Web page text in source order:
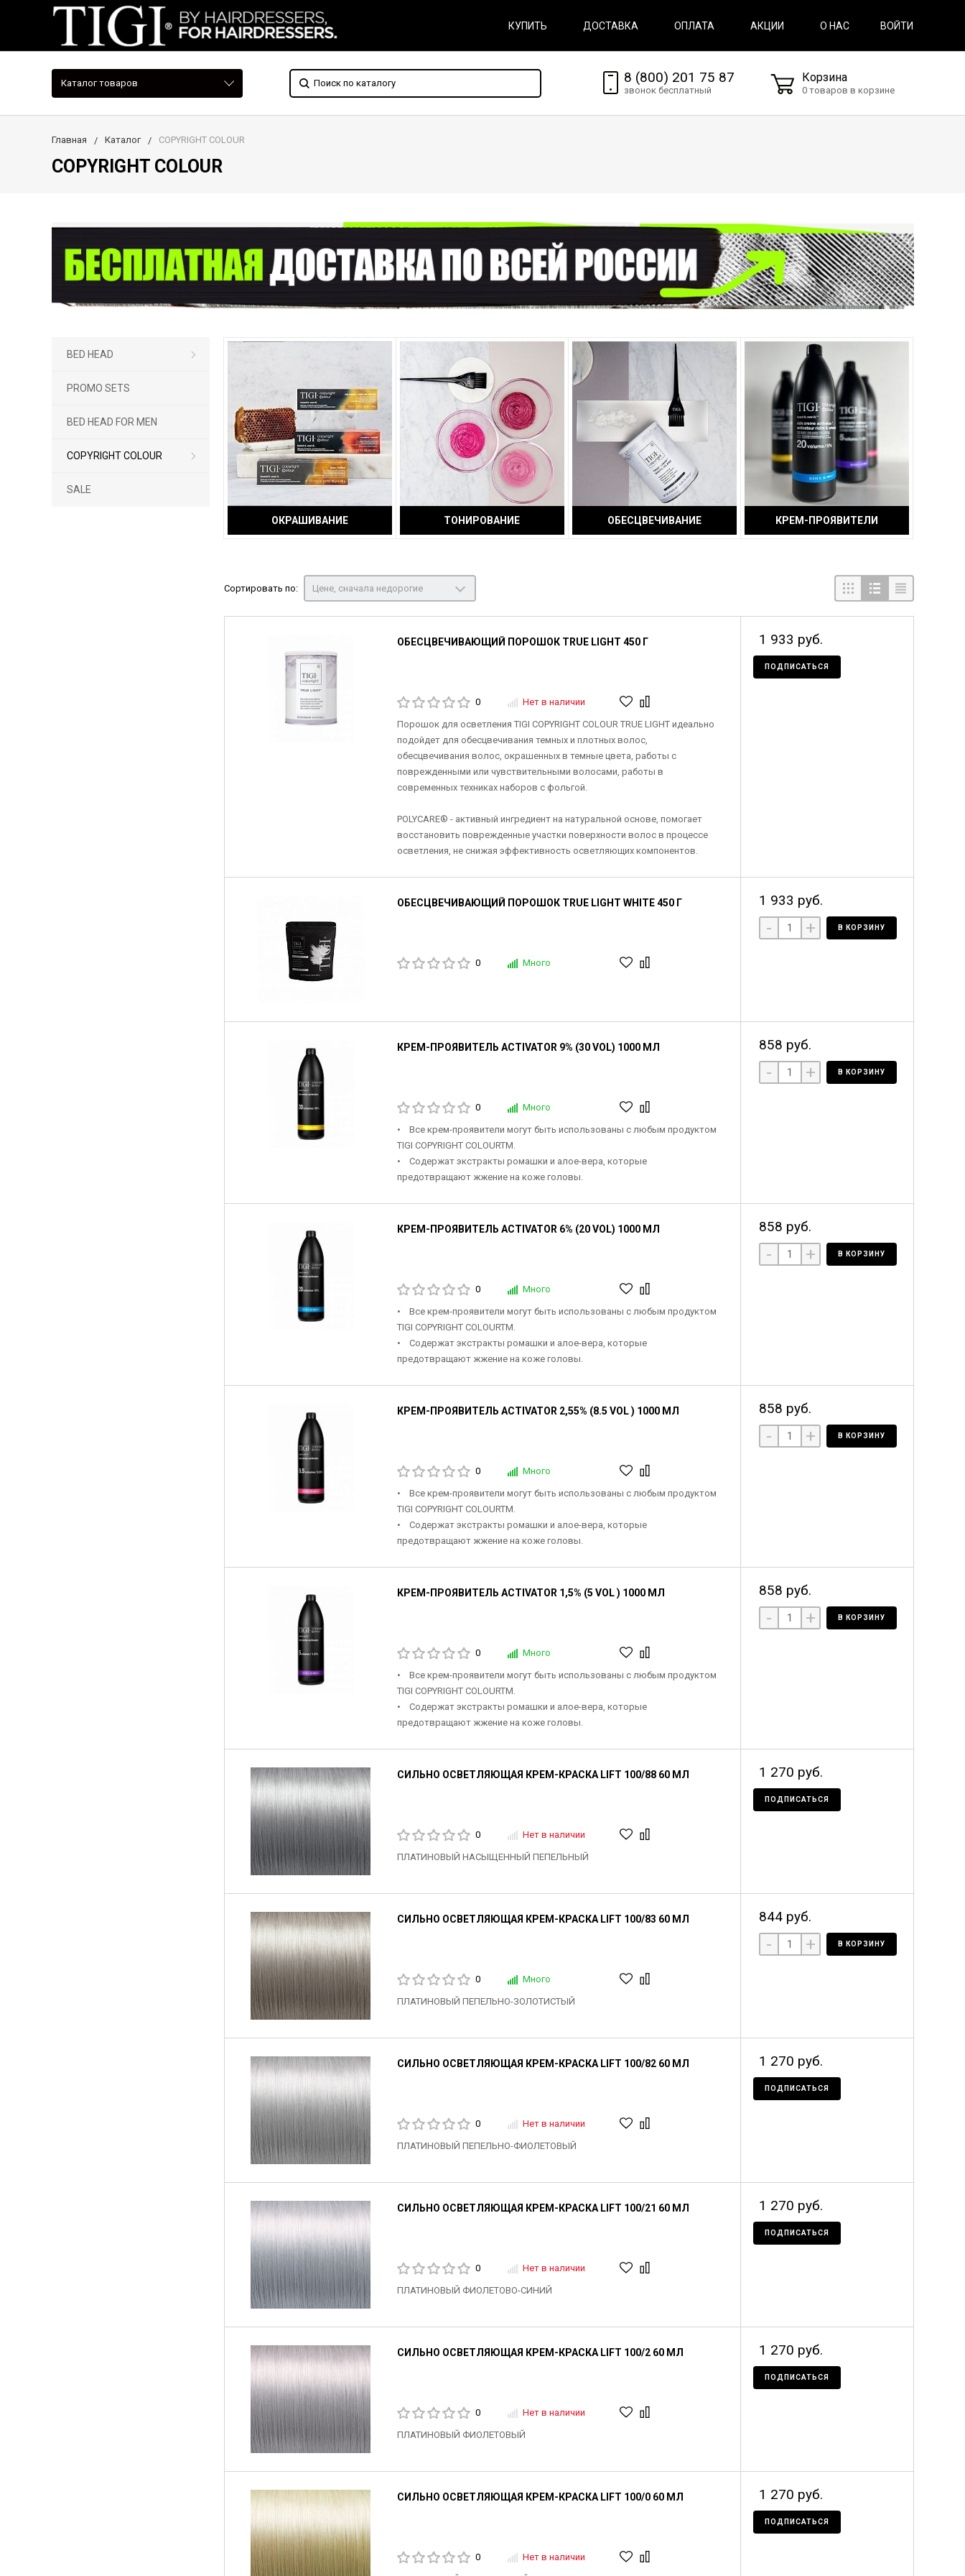
КУПИТЬ ДОСТАВКА ОПЛАТА АКЦИИ О НАС ВОЙТИ
Каталог товаров 8 (800) 201 75 87
звонок бесплатный
Корзина
0 товаров в корзине
Главная Каталог COPYRIGHT COLOUR
COPYRIGHT COLOUR
BED HEAD
PROMO SETS
BED HEAD FOR MEN
COPYRIGHT COLOUR
SALE
ОКРАШИВАНИЕ ТОНИРОВАНИЕ ОБЕСЦВЕЧИВАНИЕ КРЕМ-ПРОЯВИТЕЛИ
Сортировать по: Цене, сначала недорогие
ОБЕСЦВЕЧИВАЮЩИЙ ПОРОШОК TRUE LIGHT 450 Г
0 Нет в наличии
Порошок для осветления TIGI COPYRIGHT COLOUR TRUE LIGHT идеально
подойдет для обесцвечивания темных и плотных волос,
обесцвечивания волос, окрашенных в темные цвета, работы с
поврежденными или чувствительными волосами, работы в
современных техниках наборов с фольгой.
POLYCARE® - активный ингредиент на натуральной основе, помогает
восстановить поврежденные участки поверхности волос в процессе
осветления, не снижая эффективность осветляющих компонентов.
1 933 руб.
ПОДПИСАТЬСЯ
ОБЕСЦВЕЧИВАЮЩИЙ ПОРОШОК TRUE LIGHT WHITE 450 Г
0 Много
1 933 руб.
- + В КОРЗИНУ
КРЕМ-ПРОЯВИТЕЛЬ ACTIVATOR 9% (30 VOL) 1000 МЛ
0 Много
• Все крем-проявители могут быть использованы с любым продуктом
TIGI COPYRIGHT COLOURTM.
• Содержат экстракты ромашки и алое-вера, которые
предотвращают жжение на коже головы.
858 руб.
- + В КОРЗИНУ
КРЕМ-ПРОЯВИТЕЛЬ ACTIVATOR 6% (20 VOL) 1000 МЛ
0 Много
• Все крем-проявители могут быть использованы с любым продуктом
TIGI COPYRIGHT COLOURTM.
• Содержат экстракты ромашки и алое-вера, которые
предотвращают жжение на коже головы.
858 руб.
- + В КОРЗИНУ
КРЕМ-ПРОЯВИТЕЛЬ ACTIVATOR 2,55% (8.5 VOL ) 1000 МЛ
0 Много
• Все крем-проявители могут быть использованы с любым продуктом
TIGI COPYRIGHT COLOURTM.
• Содержат экстракты ромашки и алое-вера, которые
предотвращают жжение на коже головы.
858 руб.
- + В КОРЗИНУ
КРЕМ-ПРОЯВИТЕЛЬ ACTIVATOR 1,5% (5 VOL ) 1000 МЛ
0 Много
• Все крем-проявители могут быть использованы с любым продуктом
TIGI COPYRIGHT COLOURTM.
• Содержат экстракты ромашки и алое-вера, которые
предотвращают жжение на коже головы.
858 руб.
- + В КОРЗИНУ
СИЛЬНО ОСВЕТЛЯЮЩАЯ КРЕМ-КРАСКА LIFT 100/88 60 МЛ
0 Нет в наличии
ПЛАТИНОВЫЙ НАСЫЩЕННЫЙ ПЕПЕЛЬНЫЙ
1 270 руб.
ПОДПИСАТЬСЯ
СИЛЬНО ОСВЕТЛЯЮЩАЯ КРЕМ-КРАСКА LIFT 100/83 60 МЛ
0 Много
ПЛАТИНОВЫЙ ПЕПЕЛЬНО-ЗОЛОТИСТЫЙ
844 руб.
- + В КОРЗИНУ
СИЛЬНО ОСВЕТЛЯЮЩАЯ КРЕМ-КРАСКА LIFT 100/82 60 МЛ
0 Нет в наличии
ПЛАТИНОВЫЙ ПЕПЕЛЬНО-ФИОЛЕТОВЫЙ
1 270 руб.
ПОДПИСАТЬСЯ
СИЛЬНО ОСВЕТЛЯЮЩАЯ КРЕМ-КРАСКА LIFT 100/21 60 МЛ
0 Нет в наличии
ПЛАТИНОВЫЙ ФИОЛЕТОВО-СИНИЙ
1 270 руб.
ПОДПИСАТЬСЯ
СИЛЬНО ОСВЕТЛЯЮЩАЯ КРЕМ-КРАСКА LIFT 100/2 60 МЛ
0 Нет в наличии
ПЛАТИНОВЫЙ ФИОЛЕТОВЫЙ
1 270 руб.
ПОДПИСАТЬСЯ
СИЛЬНО ОСВЕТЛЯЮЩАЯ КРЕМ-КРАСКА LIFT 100/0 60 МЛ
0 Нет в наличии
1 270 руб.
ПОДПИСАТЬСЯ